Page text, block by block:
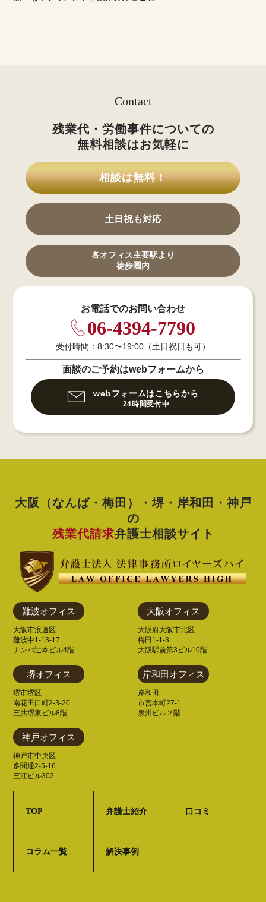
Contact
残業代・労働事件についての
無料相談はお気軽に
相談は無料！
土日祝も対応
各オフィス主要駅より
徒歩圏内
お電話でのお問い合わせ
06-4394-7790
受付時間：8:30〜19:00（土日祝日も可）
面談のご予約はwebフォームから
webフォームはこちらから
24時間受付中
大阪（なんば・梅田）・堺・岸和田・神戸
の
残業代請求弁護士相談サイト
難波オフィス
大阪市浪速区
難波中1-13-17
ナンバ辻本ビル4階
大阪オフィス
大阪府大阪市北区
梅田1-1-3
大阪駅前第3ビル10階
堺オフィス
堺市堺区
南花田口町2-3-20
三共堺東ビル8階
岸和田オフィス
岸和田
市宮本町27-1
泉州ビル２階
神戸オフィス
神戸市中央区
多聞通2-5-16
三江ビル302
TOP 弁護士紹介 口コミ
コラム一覧 解決事例